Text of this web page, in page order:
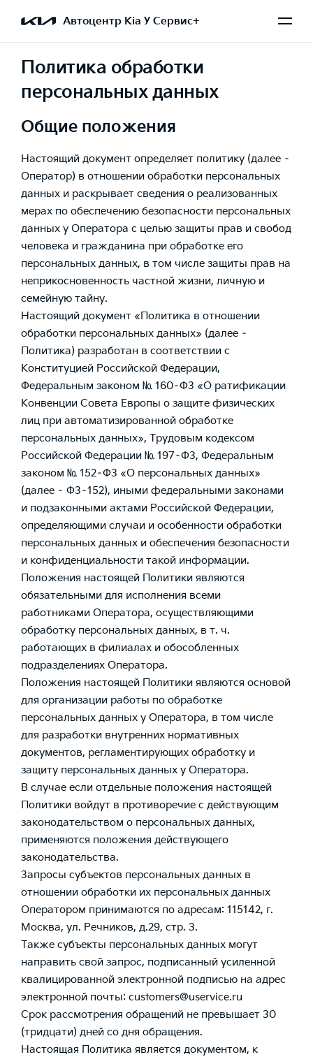
Автоцентр Kia У Сервис+
Политика обработки
персональных данных
Общие положения
Настоящий документ определяет политику (далее –
Оператор) в отношении обработки персональных
данных и раскрывает сведения о реализованных
мерах по обеспечению безопасности персональных
данных у Оператора с целью защиты прав и свобод
человека и гражданина при обработке его
персональных данных, в том числе защиты прав на
неприкосновенность частной жизни, личную и
семейную тайну.
Настоящий документ «Политика в отношении
обработки персональных данных» (далее –
Политика) разработан в соответствии с
Конституцией Российской Федерации,
Федеральным законом № 160–ФЗ «О ратификации
Конвенции Совета Европы о защите физических
лиц при автоматизированной обработке
персональных данных», Трудовым кодексом
Российской Федерации № 197–ФЗ, Федеральным
законом № 152–ФЗ «О персональных данных»
(далее – ФЗ–152), иными федеральными законами
и подзаконными актами Российской Федерации,
определяющими случаи и особенности обработки
персональных данных и обеспечения безопасности
и конфиденциальности такой информации.
Положения настоящей Политики являются
обязательными для исполнения всеми
работниками Оператора, осуществляющими
обработку персональных данных, в т. ч.
работающих в филиалах и обособленных
подразделениях Оператора.
Положения настоящей Политики являются основой
для организации работы по обработке
персональных данных у Оператора, в том числе
для разработки внутренних нормативных
документов, регламентирующих обработку и
защиту персональных данных у Оператора.
В случае если отдельные положения настоящей
Политики войдут в противоречие с действующим
законодательством о персональных данных,
применяются положения действующего
законодательства.
Запросы субъектов персональных данных в
отношении обработки их персональных данных
Оператором принимаются по адресам: 115142, г.
Москва, ул. Речников, д.29, стр. 3.
Также субъекты персональных данных могут
направить свой запрос, подписанный усиленной
квалицированной электронной подписью на адрес
электронной почты: customers@uservice.ru
Срок рассмотрения обращений не превышает 30
(тридцати) дней со дня обращения.
Настоящая Политика является документом, к